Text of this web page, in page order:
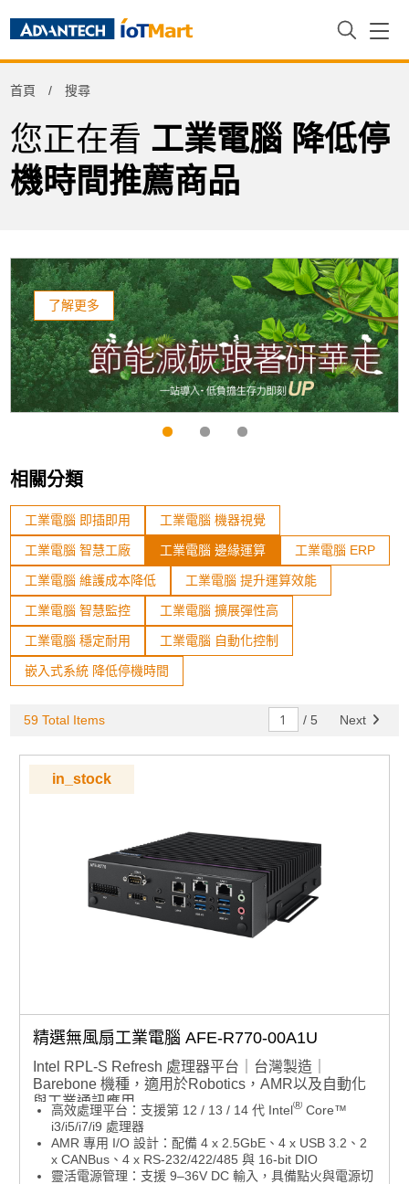
首頁 搜尋
您正在看 工業電腦 降低停
機時間推薦商品
了解更多
Product Tag
相關分類
工業電腦 即插即用 工業電腦 機器視覺
工業電腦 智慧工廠 工業電腦 邊緣運算 工業電腦 ERP
工業電腦 維護成本降低 工業電腦 提升運算效能
工業電腦 智慧監控 工業電腦 擴展彈性高
工業電腦 穩定耐用 工業電腦 自動化控制
嵌入式系統 降低停機時間
59 Total Items / 5 Next
in_stock
精選無風扇工業電腦 AFE-R770-00A1U
Intel RPL-S Refresh 處理器平台｜台灣製造｜
Barebone 機種，適用於Robotics，AMR以及自動化
與工業通訊應用
高效處理平台：支援第 12 / 13 / 14 代 Intel® Core™
i3/i5/i7/i9 處理器
AMR 專用 I/O 設計：配備 4 x 2.5GbE、4 x USB 3.2、2
x CANBus、4 x RS-232/422/485 與 16-bit DIO
靈活電源管理：支援 9–36V DC 輸入，具備點火與電源切